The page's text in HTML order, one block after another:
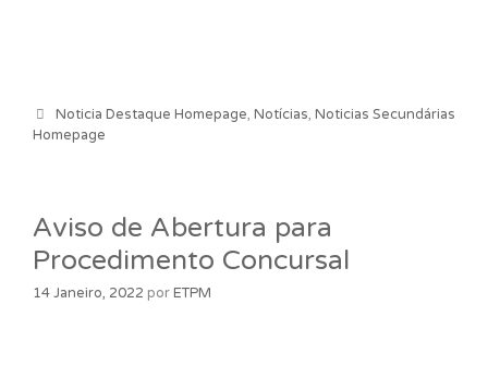
Categorias
Noticia Destaque Homepage, Notícias, Noticias Secundárias
Homepage
Aviso de Abertura para
Procedimento Concursal
14 Janeiro, 2022 porETPM